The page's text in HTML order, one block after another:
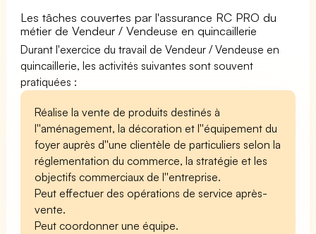
Les tâches couvertes par l'assurance RC PRO du
métier de Vendeur / Vendeuse en quincaillerie
Durant l'exercice du travail de Vendeur / Vendeuse en
quincaillerie, les activités suivantes sont souvent
pratiquées :
Réalise la vente de produits destinés à
l''aménagement, la décoration et l''équipement du
foyer auprès d''une clientèle de particuliers selon la
réglementation du commerce, la stratégie et les
objectifs commerciaux de l''entreprise.
Peut effectuer des opérations de service après-
vente.
Peut coordonner une équipe.